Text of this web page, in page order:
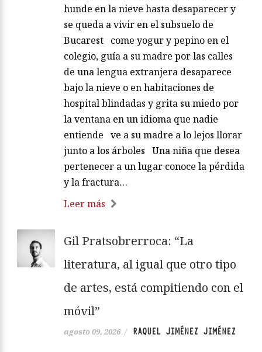
hunde en la nieve hasta desaparecer y
se queda a vivir en el subsuelo de
Bucarest come yogur y pepino en el
colegio, guía a su madre por las calles
de una lengua extranjera desaparece
bajo la nieve o en habitaciones de
hospital blindadas y grita su miedo por
la ventana en un idioma que nadie
entiende ve a su madre a lo lejos llorar
junto a los árboles Una niña que desea
pertenecer a un lugar conoce la pérdida
y la fractura…
Leer más
Gil Pratsobrerroca: “La
literatura, al igual que otro tipo
de artes, está compitiendo con el
móvil”
agosto 09, 2026 / RAQUEL JIMÉNEZ JIMÉNEZ